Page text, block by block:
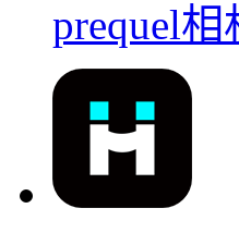
prequel相